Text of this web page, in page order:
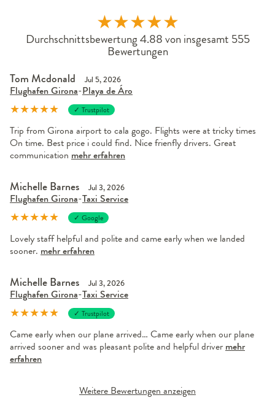
★★★★★
Durchschnittsbewertung 4.88 von insgesamt 555
Bewertungen
Tom Mcdonald Jul 5, 2026
Flughafen Girona-Playa de Áro
★★★★★ ✓ Trustpilot
Trip from Girona airport to cala gogo. Flights were at tricky times
On time. Best price i could find. Nice frienfly drivers. Great
communication mehr erfahren
Michelle Barnes Jul 3, 2026
Flughafen Girona-Taxi Service
★★★★★ ✓ Google
Lovely staff helpful and polite and came early when we landed
sooner. mehr erfahren
Michelle Barnes Jul 3, 2026
Flughafen Girona-Taxi Service
★★★★★ ✓ Trustpilot
Came early when our plane arrived… Came early when our plane
arrived sooner and was pleasant polite and helpful driver mehr
erfahren
Weitere Bewertungen anzeigen